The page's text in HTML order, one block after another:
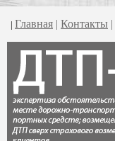
| Главная | Контакты |